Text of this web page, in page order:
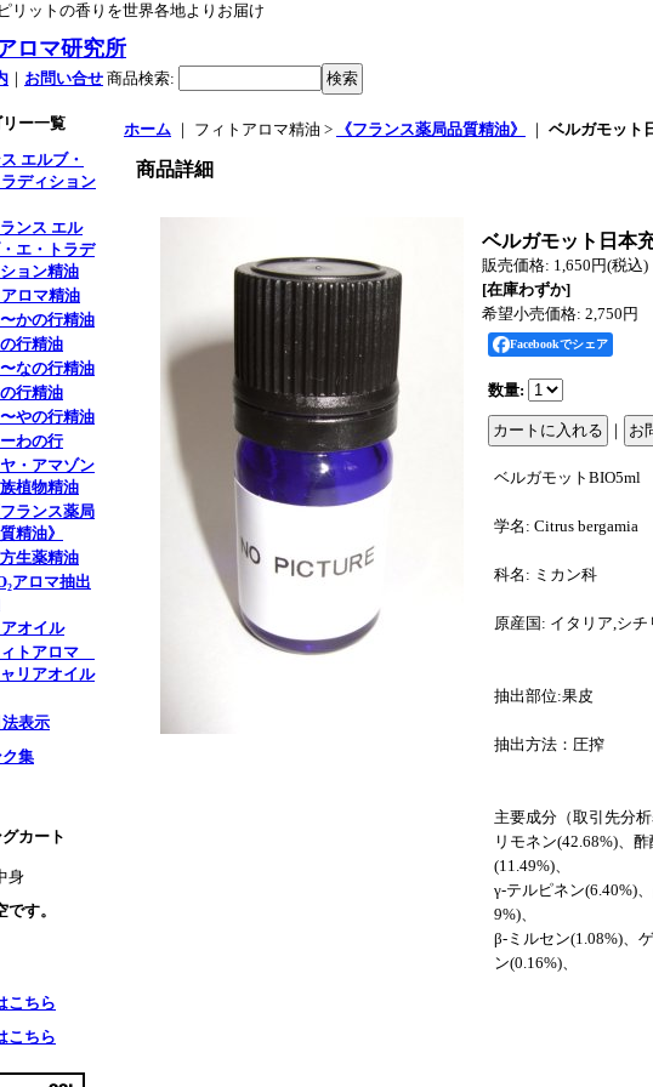
リットの香りを世界各地よりお届け
ロマ研究所
｜ お問い合せ 商品検索:
ー一覧
エルブ・
ディション
ンス エル
エ・トラデ
ョン精油
ロマ精油
かの行精油
行精油
なの行精油
行精油
やの行精油
わの行
・アマゾン
植物精油
フランス薬局
精油》
生薬精油
アロマ抽出
オイル
トアロマ
リアオイル
表示
集
カート
身
す。
こちら
こちら
ホーム ｜ フィトアロマ精油 > 《フランス薬局品質精油》 ｜ ベルガモット
商品詳細
ベルガモット日本
販売価格: 1,650円(税込)
[在庫わずか]
希望小売価格: 2,750円
Facebookでシェア
数量:
｜
ベルガモット
学名: Citrus bergamia
科名: ミカン科
原産国: イタリア,シチ
抽出部位:果皮
抽出方法：圧搾
主要成分（取引先分析
リモネン(42.68%)、
(11.49%)、
γ-テルピネン(6.40%)
9%)、
β-ミルセン(1.08%)、
ン(0.16%)、